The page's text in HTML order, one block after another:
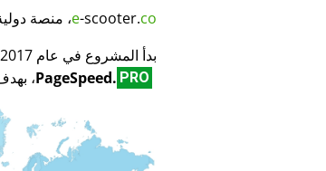
e-scooter.co
، منصة
بدأ المشروع في عام 2017 كبيئة تجريبية لمبتكر تكنولوجيا تحسين محركات البحث (SEO) وتحسين الأداء
PageSpeed. PRO ،